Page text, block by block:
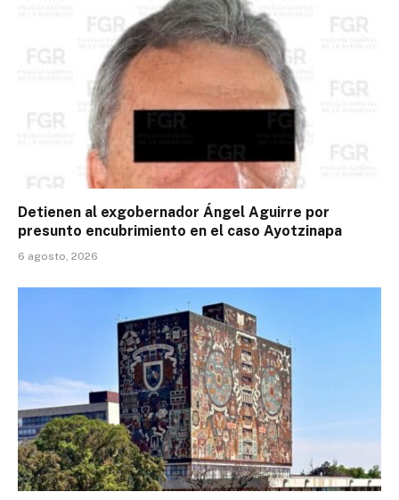
Detienen al exgobernador Ángel Aguirre por
presunto encubrimiento en el caso Ayotzinapa
6 agosto, 2026